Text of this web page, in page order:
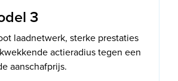
3
laadnetwerk, sterke prestaties
actieradius tegen een
aanschafprijs.